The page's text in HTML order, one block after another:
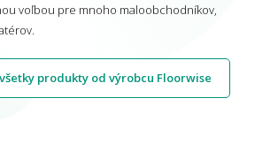
voľbou pre mnoho maloobchodníkov,
produkty od výrobcu Floorwise